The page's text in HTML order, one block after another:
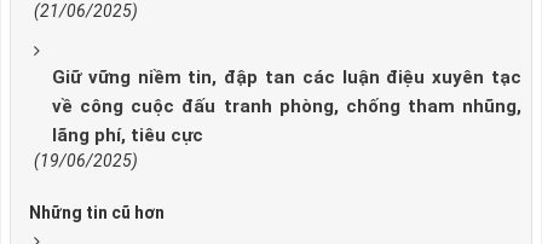
(21/06/2025)
Giữ vững niềm tin, đập tan các luận điệu xuyên tạc
về công cuộc đấu tranh phòng, chống tham nhũng,
lãng phí, tiêu cực
(19/06/2025)
Những tin cũ hơn